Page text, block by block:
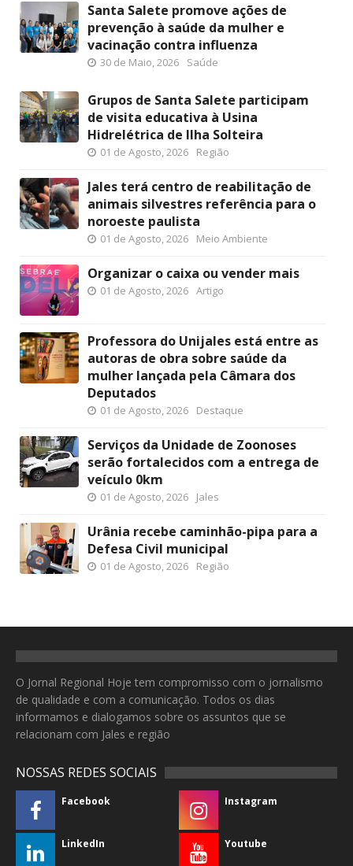
Santa Salete promove ações de
prevenção à saúde da mulher e
vacinação contra influenza
30 de Maio, 2026 Saúde
Grupos de Santa Salete participam
de visita educativa à Usina
Hidrelétrica de Ilha Solteira
01 de Agosto, 2026 Região
Jales terá centro de reabilitação de
animais silvestres referência para o
noroeste paulista
01 de Agosto, 2026 Meio Ambiente
Organizar o caixa ou vender mais
01 de Agosto, 2026 Artigo
Professora do Unijales está entre as
autoras de obra sobre saúde da
mulher lançada pela Câmara dos
Deputados
01 de Agosto, 2026 Destaque
Serviços da Unidade de Zoonoses
serão fortalecidos com a entrega de
veículo 0km
01 de Agosto, 2026 Jales
Urânia recebe caminhão-pipa para a
Defesa Civil municipal
01 de Agosto, 2026 Região
O Jornal Regional Hoje tem compromisso com o jornalismo
de qualidade e com a comunicação. Todos os dias
informamos e dialogamos sobre os assuntos que se
relacionam com Jales e região
NOSSAS REDES SOCIAIS
Facebook Instagram
LinkedIn Youtube